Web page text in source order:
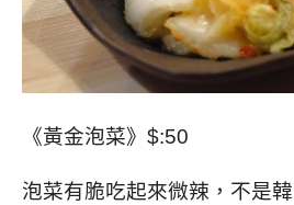
《黃金泡菜》$:50
泡菜有脆吃起來微辣，不是